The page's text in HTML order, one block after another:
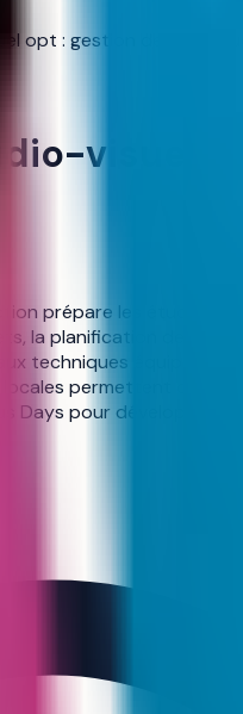
opt : gestion de la
visuel
prépare les
la planification de
techniques équipés
permettent des
Days pour développer